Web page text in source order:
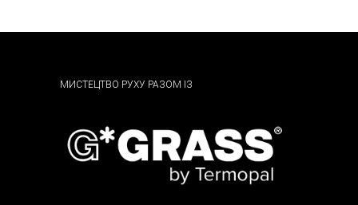
МИСТЕЦТВО РУХУ РАЗОМ ІЗ